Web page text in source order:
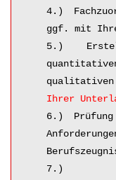
4.)
ggf. mit
5.)
Ihrer
6.)
7.)